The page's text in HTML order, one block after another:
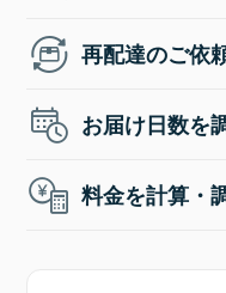
再配達のご依
お届け日数を
料金を計算・